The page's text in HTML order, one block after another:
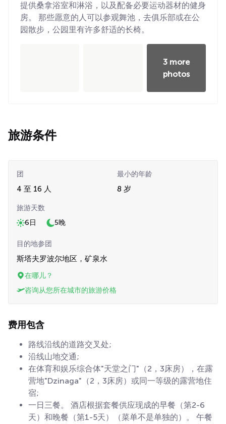
提供桑拿浴室和淋浴，以及配备必要运动器材的健身
房。 那些愿意的人可以参观舞池，去俱乐部或在公
园散步，公园里有许多舒适的长椅。
3 more
photos
旅游条件
团
4 至 16 人
最小的年龄
8 岁
旅游天数
6日
5晚
目的地参团
斯塔夫罗波尔地区，矿泉水
在哪儿？
咨询从您所在城市的旅游价格
费用包含
路线沿线的道路交叉处;
沿线山地交通;
在体育和娱乐综合体"天堂之门"（2，3床房），在露
营地"Dzinaga"（2，3床房）或同一等级的露营地住
宿;
一日三餐。 酒店根据套餐供应现成的早餐（第2-6
天）和晚餐（第1-5天）（菜单不是单独的）。 午餐